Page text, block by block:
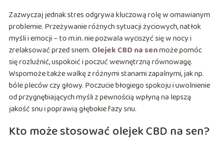
Zazwyczaj jednak stres odgrywa kluczową rolę w omawianym
problemie. Przeżywanie różnych sytuacji życiowych, natłok
myśli i emocji – to m.in. nie pozwala wyciszyć się w nocy i
zrelaksować przed snem. Olejek CBD na senmoże pomóc
się rozluźnić, uspokoić i poczuć wewnętrzną równowagę.
Wspomoże także walkę z różnymi stanami zapalnymi, jak np.
bóle pleców czy głowy. Poczucie błogiego spokoju i uwolnienie
od przygnębiających myśli z pewnością wpłyną na lepszą
jakość snu i poprawią głębokie fazy snu.
Kto może stosować olejek CBD na sen?